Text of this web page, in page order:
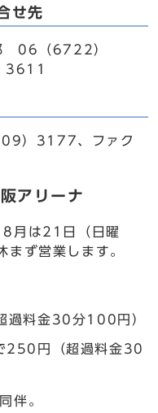
せ先
06（6722）
3611
）3177、ファク
アリーナ
月は21日（日曜
まず営業します。
過料金30分100円）
250円（超過料金30
伴。